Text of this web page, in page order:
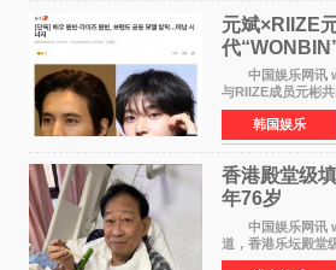
元斌×RIIZE
代
颜值天花板
中国娱乐网讯
与RIIZE成员元彬
6日据独家报道，
近也被选为某在线
人，两人将作
韩国娱乐
香港殿堂级
年76岁​
中国娱乐网讯
道，香港乐坛殿堂
月5日上午因病离